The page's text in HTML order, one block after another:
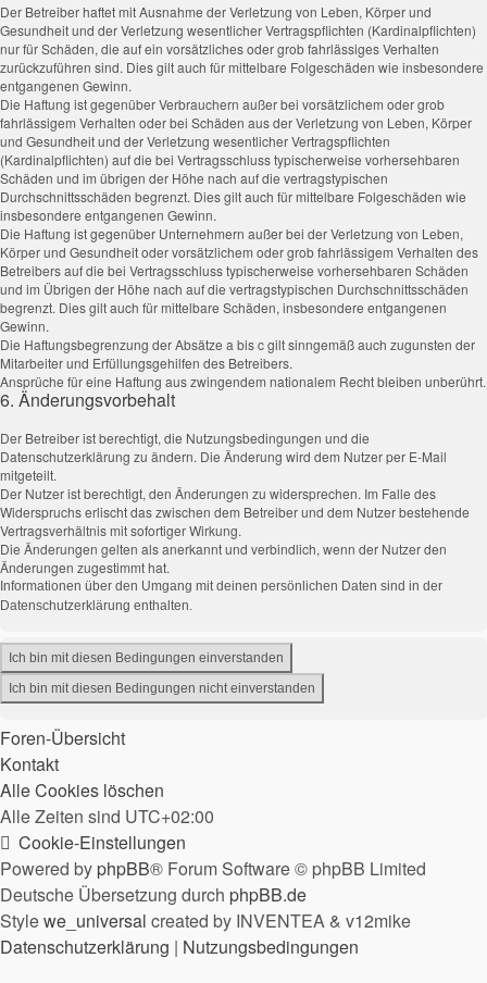
Der Betreiber haftet mit Ausnahme der Verletzung von Leben, Körper und
Gesundheit und der Verletzung wesentlicher Vertragspflichten (Kardinalpflichten)
nur für Schäden, die auf ein vorsätzliches oder grob fahrlässiges Verhalten
zurückzuführen sind. Dies gilt auch für mittelbare Folgeschäden wie insbesondere
entgangenen Gewinn.
Die Haftung ist gegenüber Verbrauchern außer bei vorsätzlichem oder grob
fahrlässigem Verhalten oder bei Schäden aus der Verletzung von Leben, Körper
und Gesundheit und der Verletzung wesentlicher Vertragspflichten
(Kardinalpflichten) auf die bei Vertragsschluss typischerweise vorhersehbaren
Schäden und im übrigen der Höhe nach auf die vertragstypischen
Durchschnittsschäden begrenzt. Dies gilt auch für mittelbare Folgeschäden wie
insbesondere entgangenen Gewinn.
Die Haftung ist gegenüber Unternehmern außer bei der Verletzung von Leben,
Körper und Gesundheit oder vorsätzlichem oder grob fahrlässigem Verhalten des
Betreibers auf die bei Vertragsschluss typischerweise vorhersehbaren Schäden
und im Übrigen der Höhe nach auf die vertragstypischen Durchschnittsschäden
begrenzt. Dies gilt auch für mittelbare Schäden, insbesondere entgangenen
Gewinn.
Die Haftungsbegrenzung der Absätze a bis c gilt sinngemäß auch zugunsten der
Mitarbeiter und Erfüllungsgehilfen des Betreibers.
Ansprüche für eine Haftung aus zwingendem nationalem Recht bleiben unberührt.
6. Änderungsvorbehalt
Der Betreiber ist berechtigt, die Nutzungsbedingungen und die
Datenschutzerklärung zu ändern. Die Änderung wird dem Nutzer per E-Mail
mitgeteilt.
Der Nutzer ist berechtigt, den Änderungen zu widersprechen. Im Falle des
Widerspruchs erlischt das zwischen dem Betreiber und dem Nutzer bestehende
Vertragsverhältnis mit sofortiger Wirkung.
Die Änderungen gelten als anerkannt und verbindlich, wenn der Nutzer den
Änderungen zugestimmt hat.
Informationen über den Umgang mit deinen persönlichen Daten sind in der
Datenschutzerklärung enthalten.
Foren-Übersicht
Kontakt
Alle Cookies löschen
Alle Zeiten sind UTC+02:00
Cookie-Einstellungen
Powered byphpBB® Forum Software © phpBB Limited
Deutsche Übersetzung durch phpBB.de
Stylewe_universal created by INVENTEA & v12mike
Datenschutzerklärung | Nutzungsbedingungen